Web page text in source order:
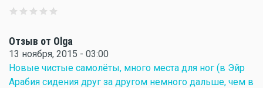
Отзыв от Olga
13 ноября, 2015 - 03:00
Новые чистые самолёты, много места для ног (в Эйр
Арабия сидения друг за другом немного дальше, чем в